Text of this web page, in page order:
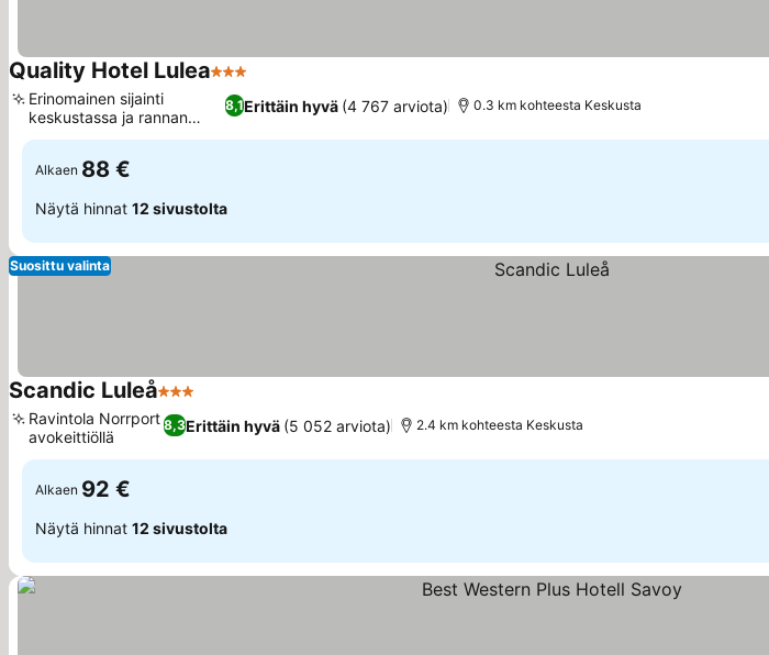
Quality Hotel Lulea3 Tähtiluokitus
8,1Erittäin hyvä (4 767 arviota)
Erinomainen sijainti
keskustassa ja rannan
äärellä
0.3 km kohteesta Keskusta
Alkaen 88 €
Näytä hinnat 12 sivustolta
Suosittu valinta
Scandic Luleå3 Tähtiluokitus
8,3Erittäin hyvä (5 052 arviota)
Ravintola Norrport
avokeittiöllä
2.4 km kohteesta Keskusta
Alkaen 92 €
Näytä hinnat 12 sivustolta